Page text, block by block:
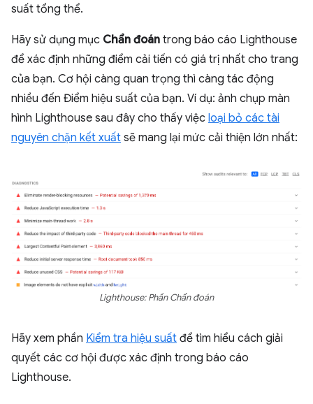
suất tổng thể.
Hãy sử dụng mục Chẩn đoán trong báo cáo Lighthouse
để xác định những điểm cải tiến có giá trị nhất cho trang
của bạn. Cơ hội càng quan trọng thì càng tác động
nhiều đến Điểm hiệu suất của bạn. Ví dụ: ảnh chụp màn
hình Lighthouse sau đây cho thấy việc loại bỏ các tài
nguyên chặn kết xuất sẽ mang lại mức cải thiện lớn nhất:
Lighthouse: Phần Chẩn đoán
Hãy xem phần Kiểm tra hiệu suất để tìm hiểu cách giải
quyết các cơ hội được xác định trong báo cáo
Lighthouse.